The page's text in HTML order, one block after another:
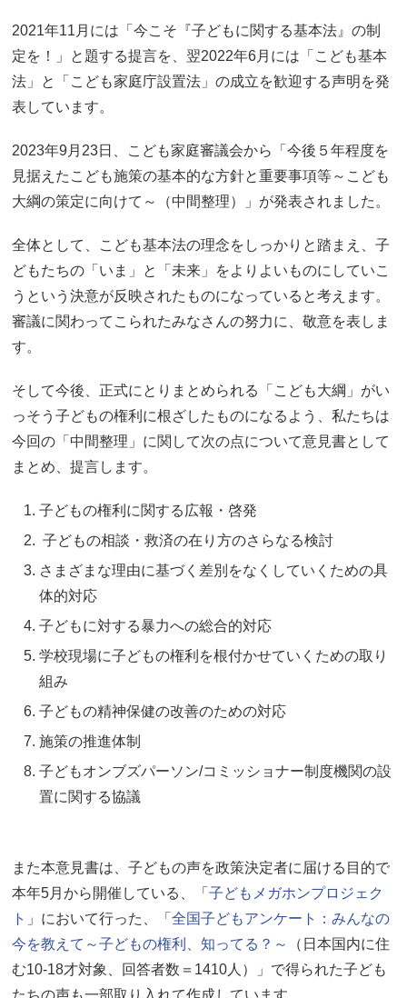
2021年11月には「今こそ『子どもに関する基本法』の制
定を！」と題する提言を、翌2022年6月には「こども基本
法」と「こども家庭庁設置法」の成立を歓迎する声明を発
表しています。
2023年9月23日、こども家庭審議会から「今後５年程度を
見据えたこども施策の基本的な方針と重要事項等～こども
大綱の策定に向けて～（中間整理）」が発表されました。
全体として、こども基本法の理念をしっかりと踏まえ、子
どもたちの「いま」と「未来」をよりよいものにしていこ
うという決意が反映されたものになっていると考えます。
審議に関わってこられたみなさんの努力に、敬意を表しま
す。
そして今後、正式にとりまとめられる「こども大綱」がい
っそう子どもの権利に根ざしたものになるよう、私たちは
今回の「中間整理」に関して次の点について意見書として
まとめ、提言します。
子どもの権利に関する広報・啓発
子どもの相談・救済の在り方のさらなる検討
さまざまな理由に基づく差別をなくしていくための具
体的対応
子どもに対する暴力への総合的対応
学校現場に子どもの権利を根付かせていくための取り
組み
子どもの精神保健の改善のための対応
施策の推進体制
子どもオンブズパーソン/コミッショナー制度機関の設
置に関する協議
また本意見書は、子どもの声を政策決定者に届ける目的で
本年5月から開催している、「子どもメガホンプロジェク
ト 」において行った、「全国子どもアンケート：みんなの
今を教えて～子どもの権利、知ってる？～
（日本国内に住
む10-18才対象、回答者数＝1410人）」で得られた子ども
たちの声も一部取り入れて作成しています。